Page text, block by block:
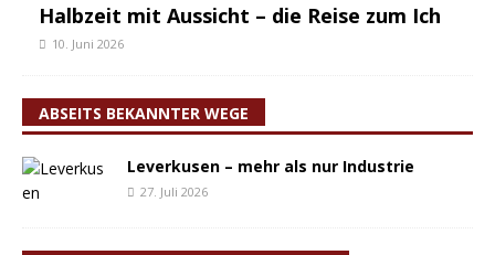
Halbzeit mit Aussicht – die Reise zum Ich
10. Juni 2026
ABSEITS BEKANNTER WEGE
Leverkusen – mehr als nur Industrie
27. Juli 2026